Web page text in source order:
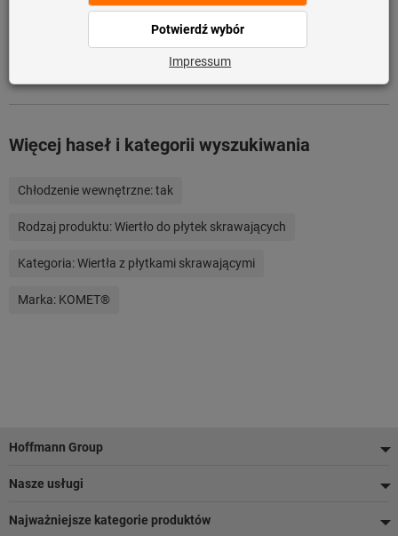
Porównaj z podobnymi produktami
Więcej haseł i kategorii wyszukiwania
Chłodzenie wewnętrzne:tak
Rodzaj produktu:Wiertło do płytek skrawających
Kategoria:Wiertła z płytkami skrawającymi
Marka: KOMET®
Stopka
Hoffmann Group
Nasze usługi
Najważniejsze kategorie produktów